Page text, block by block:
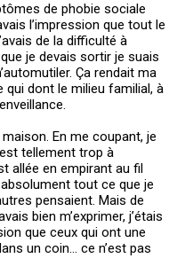
de phobie sociale
l’impression que tout le
de la difficulté à
je devais sortir je suais
Ça rendait ma
qui dont le milieu familial, à
En me coupant, je
tellement trop à
allée en empirant au fil
tout ce que je
pensaient. Mais de
bien m’exprimer, j’étais
que ceux qui ont une
un coin… ce n’est pas